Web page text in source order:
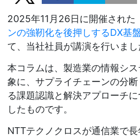
2025年11 月 26日に開催された
ンの強靭化を後押しするDX基
て、当社社員が講演を行いまし
本コラムは、製造業の情報シ
象に、サプライチェーンの分
る課題認識と解決アプローチ
したものです。
NTTテクノクロスが通信業で